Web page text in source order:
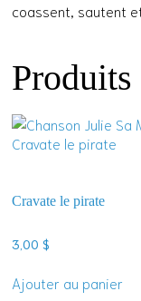
coassent, sautent
Cravate le pirate
3,00 $
Ajouter au panier